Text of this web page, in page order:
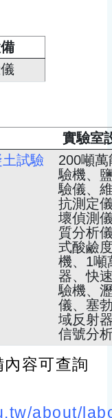
實驗室
試驗
200噸
驗機、
驗儀、
抗測定
壞偵測
質分析
式酸鹼
機、1噸
器、快
驗機、
儀、塞
域反射
信號分
容可查詢
about/